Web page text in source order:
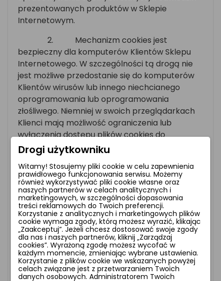
prezentowanych produktów w Sklepie
Internetowym.
2.
Mechanizm cookies jest
bezpieczny dla komputerów Klientów Sklepu
Internetowego. W szczególności tą drogą nie
jest możliwe przedostanie się do komputerów
Klientów wirusów lub innego niechcianego
oprogramowania lub oprogramowania
złośliwego. Niemniej w swoich przeglądarkach
Klienci mają możliwość ograniczenia lub
wyłączenia dostępu plików cookies do
komputerów. W przypadku skorzystania z tej
opcji korzystanie ze Sklepu Internetowego
będzie możliwe, poza funkcjami, które ze swojej
natury wymagają plików cookies.
3.
Poniżej przedstawiamy, jak
można zmienić ustawienia popularnych
przeglądarek internetowych w zakresie
stosowania plików cookies:
a)
przeglądarka Internet Explorer;
b)
przeglądarka Microsoft EDGE;
Drogi użytkowniku
Witamy! Stosujemy pliki cookie w celu zapewnienia
prawidłowego funkcjonowania serwisu. Możemy
również wykorzystywać pliki cookie własne oraz
naszych partnerów w celach analitycznych i
marketingowych, w szczególności dopasowania
treści reklamowych do Twoich preferencji.
Korzystanie z analitycznych i marketingowych plików
cookie wymaga zgody, którą możesz wyrazić, klikając
„Zaakceptuj”. Jeżeli chcesz dostosować swoje zgody
dla nas i naszych partnerów, kliknij „Zarządzaj
cookies”. Wyrażoną zgodę możesz wycofać w
każdym momencie, zmieniając wybrane ustawienia.
Korzystanie z plików cookie we wskazanych powyżej
celach związane jest z przetwarzaniem Twoich
danych osobowych. Administratorem Twoich